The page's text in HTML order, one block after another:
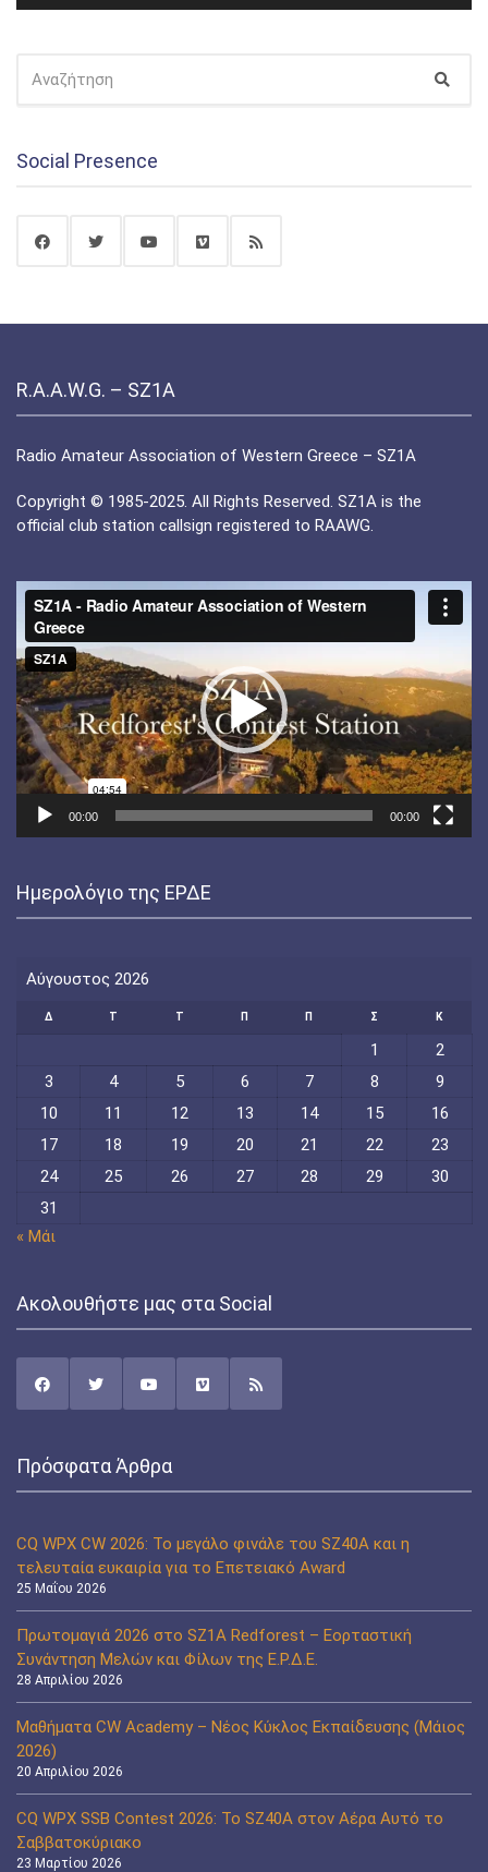
ΓΙΑ:
Social Presence
R.A.A.W.G. – SZ1A
Radio Amateur Association of Western Greece – SZ1A
Copyright © 1985-2025. All Rights Reserved. SZ1A is the
official club station callsign registered to RAAWG.
Πρόγραμμα
Αναπαραγωγής
Βίντεο
00:00 00:00
Ημερολόγιο της ΕΡΔΕ
Αύγουστος 2026
Δ Τ Τ Π Π Σ Κ
1
2
3
4 5 6 7 8
9
10
11 12 13 14 15
16
17
18 19 20 21 22
23
24
25 26 27 28 29
30
31
« Μάι
Ακολουθήστε μας στα Social
Πρόσφατα Άρθρα
CQ WPX CW 2026: Το μεγάλο φινάλε του SZ40A και η
τελευταία ευκαιρία για το Επετειακό Award
25 Μαΐου 2026
Πρωτομαγιά 2026 στο SZ1A Redforest – Εορταστική
Συνάντηση Μελών και Φίλων της Ε.Ρ.Δ.Ε.
28 Απριλίου 2026
Μαθήματα CW Academy – Νέος Κύκλος Εκπαίδευσης (Μάιος
2026)
20 Απριλίου 2026
CQ WPX SSB Contest 2026: Το SZ40A στον Αέρα Αυτό το
Σαββατοκύριακο
23 Μαρτίου 2026